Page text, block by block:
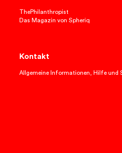
ThePhilanthropist
Das Magazin von Spheriq
Kontakt
Allgemeine Informationen, Hilfe und